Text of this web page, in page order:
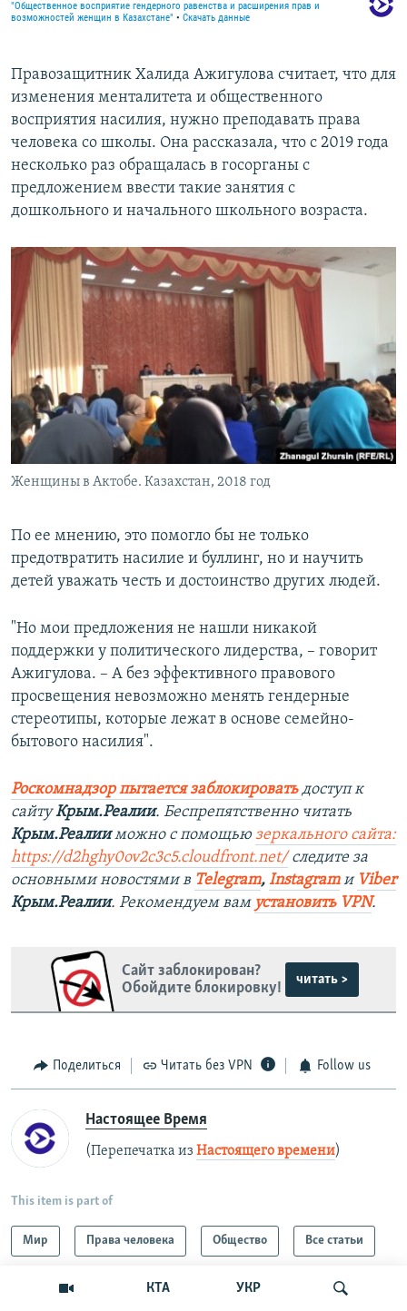
КТА УКР
Правозащитник Халида Ажигулова считает, что для
изменения менталитета и общественного
восприятия насилия, нужно преподавать права
человека со школы. Она рассказала, что с 2019 года
несколько раз обращалась в госорганы с
предложением ввести такие занятия с
дошкольного и начального школьного возраста.
Женщины в Актобе. Казахстан, 2018 год
По ее мнению, это помогло бы не только
предотвратить насилие и буллинг, но и научить
детей уважать честь и достоинство других людей.
"Но мои предложения не нашли никакой
поддержки у политического лидерства, – говорит
Ажигулова. – А без эффективного правового
просвещения невозможно менять гендерные
стереотипы, которые лежат в основе семейно-
бытового насилия".
Роскомнадзор пытается заблокировать доступ к
сайтуКрым.Реалии. Беспрепятственно читать
Крым.Реалииможно с помощью зеркального сайта:
https://d2hghy0ov2c3c5.cloudfront.net/ следите за
основными новостями в Telegram, Instagramи Viber
Крым.Реалии. Рекомендуем вам установить VPN.
Сайт заблокирован?
Обойдите блокировку!
читать >
Поделиться Читать без VPN Follow us
Настоящее Время
(Перепечатка из Настоящего времени)
This item is part of
Мир Права человека Общество Все статьи